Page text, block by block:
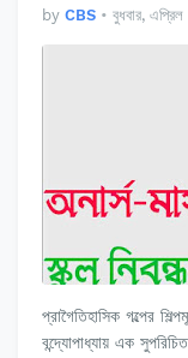
by CBS • বুধবার,
প্রাগৈতিহাসিক গল্পের শিল্পমূল্য আলোচনা কর।
বন্দ্যোপাধ্যায় এক